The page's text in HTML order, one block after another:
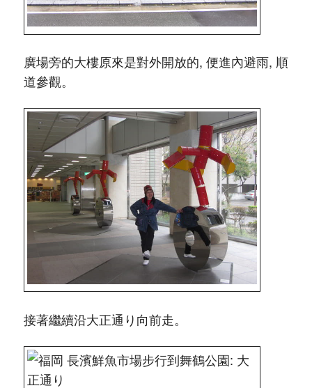
廣場旁的大樓原來是對外開放的, 便進內避雨, 順
道參觀。
接著繼續沿大正通り向前走。